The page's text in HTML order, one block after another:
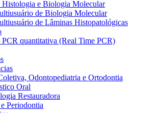
Histologia e Biologia Molecular
de Biologia Molecular
de Lâminas Histopatológicas
quantitativa (Real Time PCR)
Odontopediatria e Ortodontia
Oral
Restauradora
Periodontia